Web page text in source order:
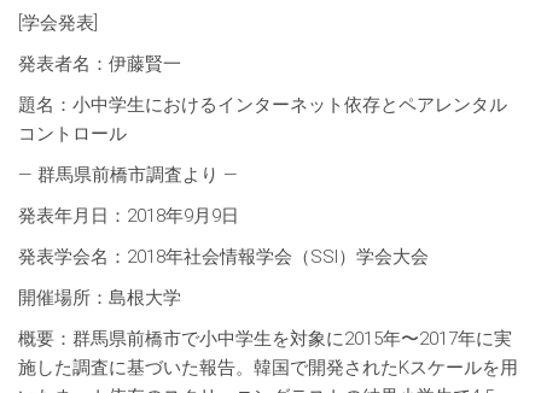
[学会発表]
発表者名：伊藤賢一
題名：小中学生におけるインターネット依存とペアレンタル
コントロール
— 群馬県前橋市調査より —
発表年月日：2018年9月9日
発表学会名：2018年社会情報学会（SSI）学会大会
開催場所：島根大学
概要：群馬県前橋市で小中学生を対象に2015年〜2017年に実
施した調査に基づいた報告。韓国で開発されたKスケールを用